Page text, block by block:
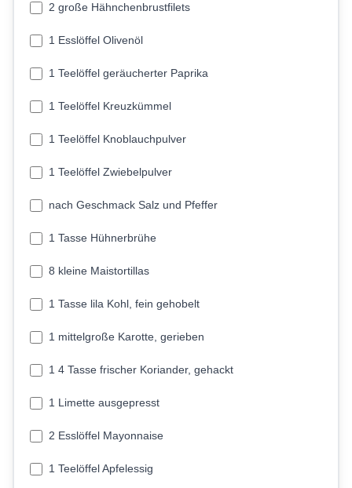
2 große Hähnchenbrustfilets
1 Esslöffel Olivenöl
1 Teelöffel geräucherter Paprika
1 Teelöffel Kreuzkümmel
1 Teelöffel Knoblauchpulver
1 Teelöffel Zwiebelpulver
nach Geschmack Salz und Pfeffer
1 Tasse Hühnerbrühe
8 kleine Maistortillas
1 Tasse lila Kohl, fein gehobelt
1 mittelgroße Karotte, gerieben
1 4 Tasse frischer Koriander, gehackt
1 Limette ausgepresst
2 Esslöffel Mayonnaise
1 Teelöffel Apfelessig